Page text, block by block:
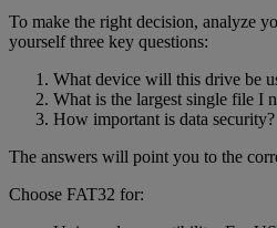
To make the right decision, analyze
yourself three key questions:
What device will this drive be
What is the largest single file I
How important is data security?
The answers will point you to the
Choose FAT32 for: